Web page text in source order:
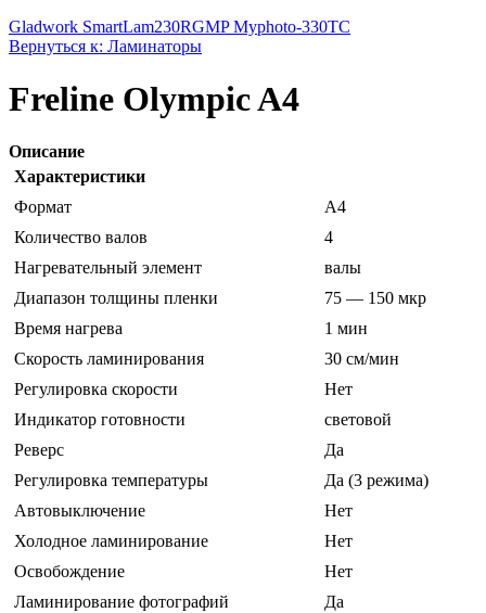
Gladwork SmartLam230RGMP Myphoto-330TC
Вернуться к: Ламинаторы
Freline Olympic A4
Описание
Характеристики
Формат
A4
Количество валов
4
Нагревательный элемент
валы
Диапазон толщины пленки
75 — 150 мкр
Время нагрева
1 мин
Скорость ламинирования
30 см/мин
Регулировка скорости
Нет
Индикатор готовности
световой
Реверс
Да
Регулировка температуры
Да (3 режима)
Автовыключение
Нет
Холодное ламинирование
Нет
Освобождение
Нет
Ламинирование фотографий
Да